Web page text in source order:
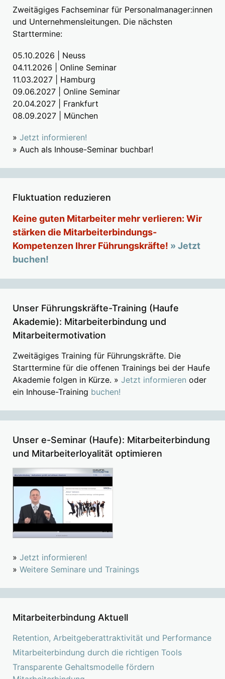
Zweitägiges Fachseminar für Personalmanager:innen
und Unternehmensleitungen. Die nächsten
Starttermine:
05.10.2026 | Neuss
04.11.2026 | Online Seminar
11.03.2027 | Hamburg
09.06.2027 | Online Seminar
20.04.2027 | Frankfurt
08.09.2027 | München
» Jetzt informieren!
» Auch als Inhouse-Seminar buchbar!
Fluktuation reduzieren
Keine guten Mitarbeiter mehr verlieren: Wir
stärken die Mitarbeiterbindungs-
Kompetenzen Ihrer Führungskräfte! » Jetzt
buchen!
Unser Führungskräfte-Training (Haufe
Akademie): Mitarbeiterbindung und
Mitarbeitermotivation
Zweitägiges Training für Führungskräfte. Die
Starttermine für die offenen Trainings bei der Haufe
Akademie folgen in Kürze. » Jetzt informieren oder
ein Inhouse-Training buchen!
Unser e-Seminar (Haufe): Mitarbeiterbindung
und Mitarbeiterloyalität optimieren
» Jetzt informieren!
» Weitere Seminare und Trainings
Mitarbeiterbindung Aktuell
Retention, Arbeitgeberattraktivität und Performance
Mitarbeiterbindung durch die richtigen Tools
Transparente Gehaltsmodelle fördern